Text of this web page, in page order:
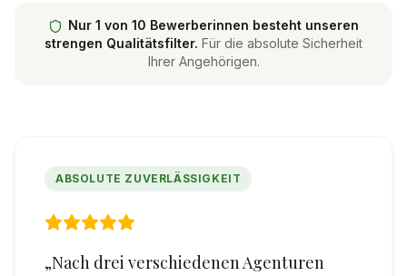
Nur 1 von 10 Bewerberinnen besteht unseren
strengen Qualitätsfilter. Für die absolute Sicherheit
Ihrer Angehörigen.
ABSOLUTE ZUVERLÄSSIGKEIT
„Nach drei verschiedenen Agenturen